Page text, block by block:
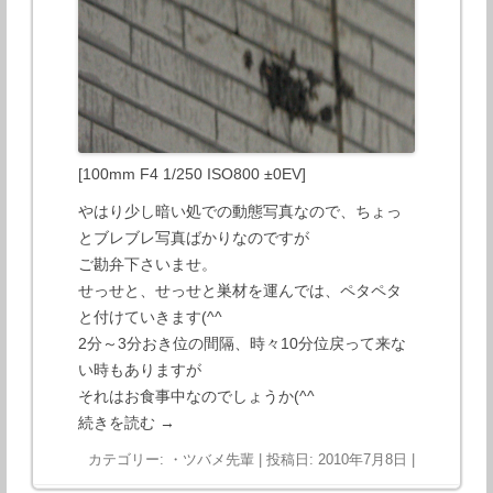
[100mm F4 1/250 ISO800 ±0EV]
やはり少し暗い処での動態写真なので、ちょっ
とブレブレ写真ばかりなのですが
ご勘弁下さいませ。
せっせと、せっせと巣材を運んでは、ペタペタ
と付けていきます(^^
2分～3分おき位の間隔、時々10分位戻って来な
い時もありますが
それはお食事中なのでしょうか(^^
続きを読む →
カテゴリー: ・ツバメ先輩 | 投稿日: 2010年7月8日